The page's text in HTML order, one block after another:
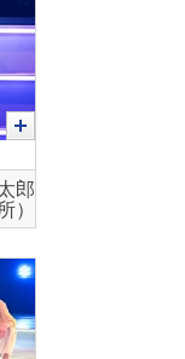
郎
）